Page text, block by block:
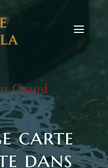
Toggle
Grand
carte
dans